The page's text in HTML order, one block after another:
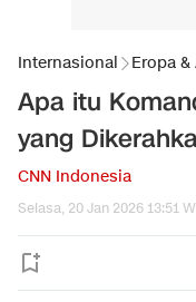
Internasional Eropa
Apa itu
yang
CNN Indonesia
Selasa, 20 Jan 2026 13:51